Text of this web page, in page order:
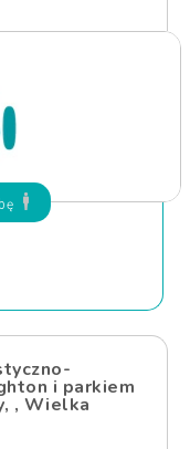
i parkiem
, Wielka